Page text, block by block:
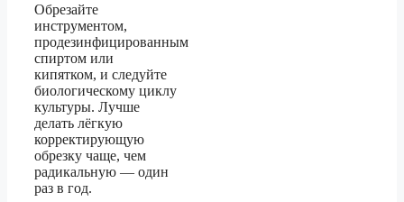
Обрезайте
инструментом,
продезинфицированным
спиртом или
кипятком, и следуйте
биологическому циклу
культуры. Лучше
делать лёгкую
корректирующую
обрезку чаще, чем
радикальную — один
раз в год.